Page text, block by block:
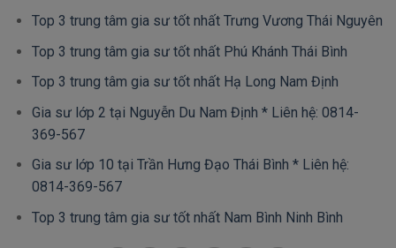
Top 3 trung tâm gia sư tốt nhất Trưng Vương Thái Nguyên
Top 3 trung tâm gia sư tốt nhất Phú Khánh Thái Bình
Top 3 trung tâm gia sư tốt nhất Hạ Long Nam Định
Gia sư lớp 2 tại Nguyễn Du Nam Định * Liên hệ: 0814-
369-567
Gia sư lớp 10 tại Trần Hưng Đạo Thái Bình * Liên hệ:
0814-369-567
Top 3 trung tâm gia sư tốt nhất Nam Bình Ninh Bình